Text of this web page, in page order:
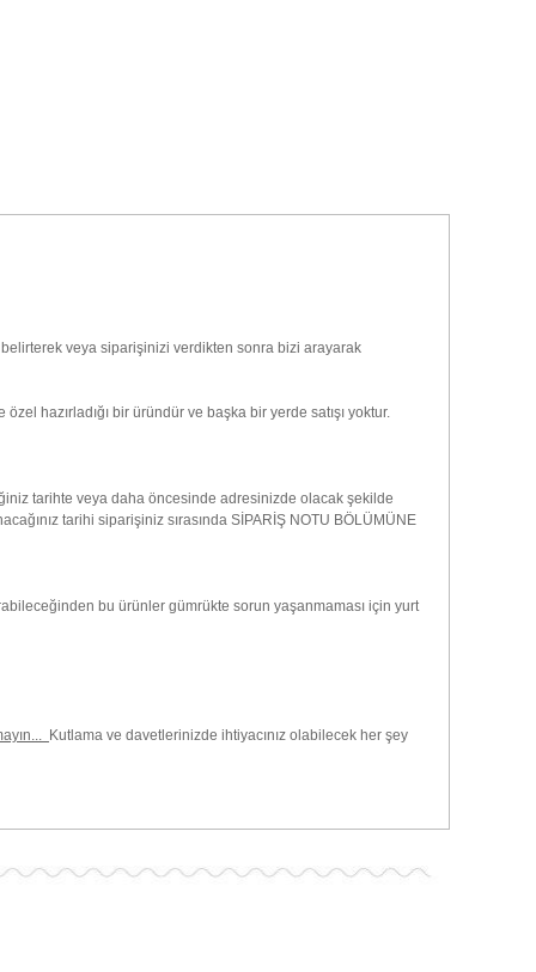
veya siparişinizi verdikten sonra bizi arayarak
hazırladığı bir üründür ve başka bir yerde satışı yoktur.
tarihte veya daha öncesinde adresinizde olacak şekilde
tarihi siparişiniz sırasında SİPARİŞ NOTU BÖLÜMÜNE
bu ürünler gümrükte sorun yaşanmaması için yurt
Kutlama ve davetlerinizde ihtiyacınız olabilecek her şey